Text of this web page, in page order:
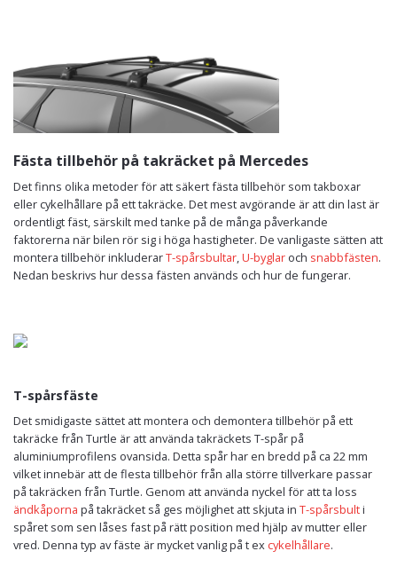
Fästa tillbehör på takräcket på Mercedes
Det finns olika metoder för att säkert fästa tillbehör som takboxar
eller cykelhållare på ett takräcke. Det mest avgörande är att din last är
ordentligt fäst, särskilt med tanke på de många påverkande
faktorerna när bilen rör sig i höga hastigheter. De vanligaste sätten att
montera tillbehör inkluderarT-spårsbultar,U-byglar och snabbfästen.
Nedan beskrivs hur dessa fästen används och hur de fungerar.
T-spårsfäste
Det smidigaste sättet att montera och demontera tillbehör på ett
takräcke från Turtle är att använda takräckets T-spår på
aluminiumprofilens ovansida. Detta spår har en bredd på ca 22 mm
vilket innebär att de flesta tillbehör från alla större tillverkare passar
på takräcken från Turtle. Genom att använda nyckel för att ta loss
ändkåporna på takräcket så ges möjlighet att skjuta in T-spårsbulti
spåret som sen låses fast på rätt position med hjälp av mutter eller
vred. Denna typ av fäste är mycket vanlig på t ex cykelhållare.